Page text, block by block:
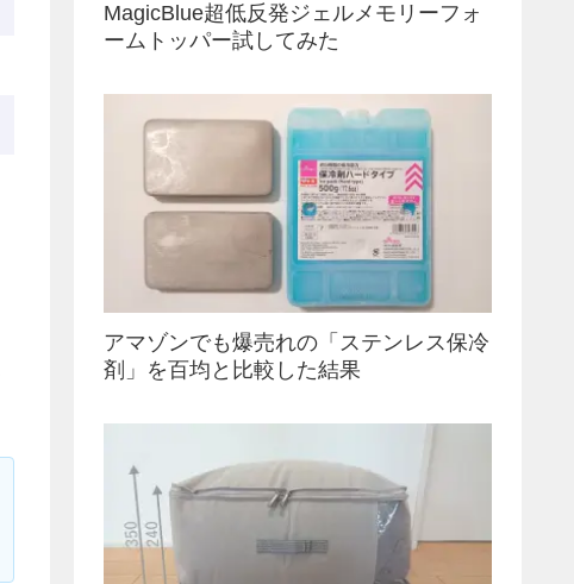
MagicBlue超低反発ジェルメモリーフォ
ームトッパー試してみた
アマゾンでも爆売れの「ステンレス保冷
剤」を百均と比較した結果